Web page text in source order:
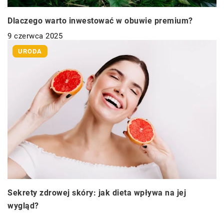
Dlaczego warto inwestować w obuwie premium?
9 czerwca 2025
URODA
Sekrety zdrowej skóry: jak dieta wpływa na jej
wygląd?